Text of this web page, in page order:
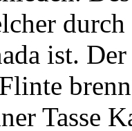
ist.
Tasse